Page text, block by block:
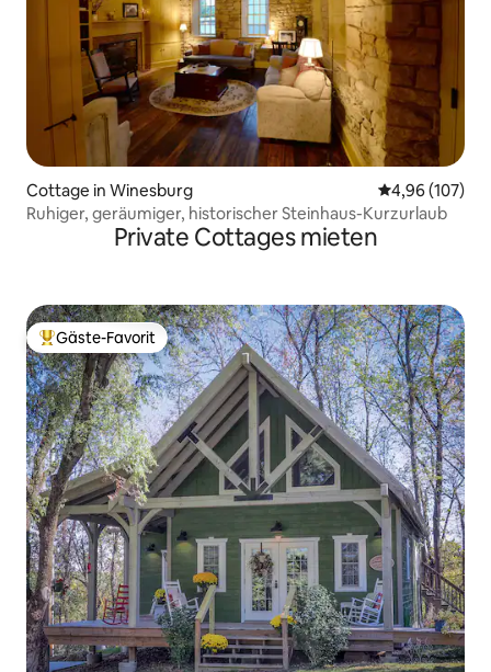
Cottage in Winesburg
4,96 (107)
Ruhiger, geräumiger, historischer Steinhaus-Kurzurlaub
Private Cottages mieten
Beliebter Gäste-Favorit.
Gäste-Favorit